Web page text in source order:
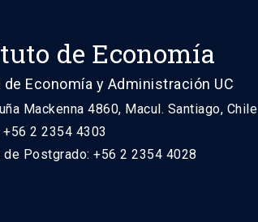
de Economía
de Economía y Administración UC
Mackenna 4860, Macul. Santiago, Chile
2 2354 4303
de Postgrado: +56 2 2354 4028